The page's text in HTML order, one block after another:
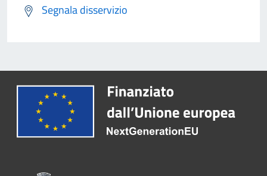
Segnala disservizio